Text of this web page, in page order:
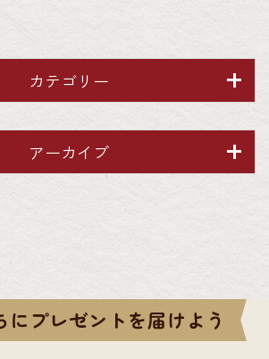
カテゴリー
アーカイブ